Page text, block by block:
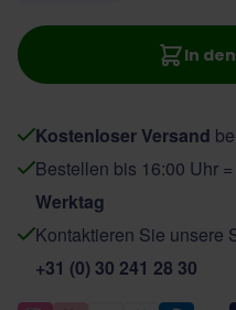
In
Kostenloser Versand
Bestellen bis 16:00 Uhr =
Werktag
Kontaktieren Sie unsere
+31 (0) 30 241 28 30